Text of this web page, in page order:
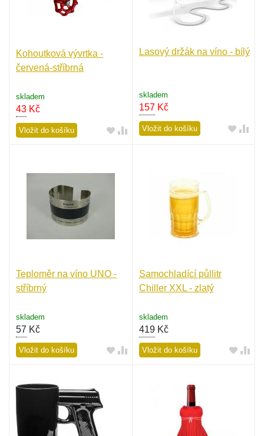
Kohoutková vývrtka -
červená-stříbrná
skladem
43 Kč
Vložit do košíku
Lasový držák na víno - bílý
skladem
157Kč
Vložit do košíku
Teploměr na víno UNO -
stříbrný
skladem
57 Kč
Vložit do košíku
Samochladící půllitr
Chiller XXL - zlatý
skladem
419Kč
Vložit do košíku